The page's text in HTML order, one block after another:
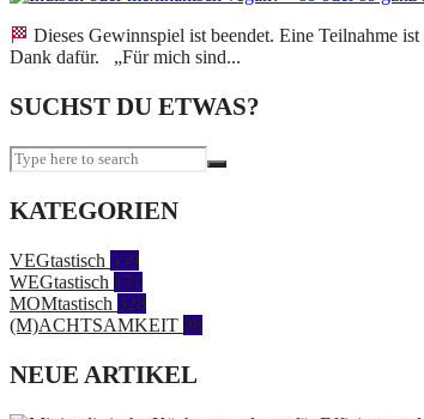
🏁 Dieses Gewinnspiel ist beendet. Eine Teilnahme ist nicht mehr möglich. ANZEIGE Es handelt sich hierbei um einen kleinen Gastartikel meiner rasenden Reporterin Ayla. Vielen
Dank dafür. „Für mich sind...
SUCHST DU ETWAS?
KATEGORIEN
VEGtastisch 559
WEGtastisch 171
MOMtastisch 328
(M)ACHTSAMKEIT 28
NEUE ARTIKEL